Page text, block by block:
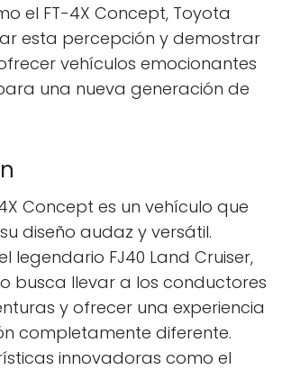
el FT-4X Concept, Toyota
esta percepción y demostrar
vehículos emocionantes
una nueva generación de
Concept es un vehículo que
diseño audaz y versátil.
legendario FJ40 Land Cruiser,
busca llevar a los conductores
y ofrecer una experiencia
completamente diferente.
innovadoras como el